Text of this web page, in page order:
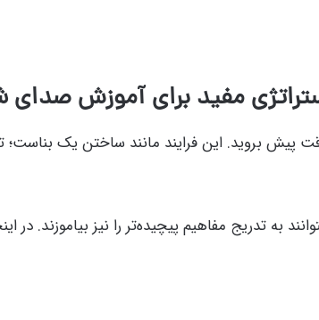
بروید. این فرایند مانند ساختن یک بناست؛
به تدریج مفاهیم پیچیده‌تر را نیز بیاموزند.